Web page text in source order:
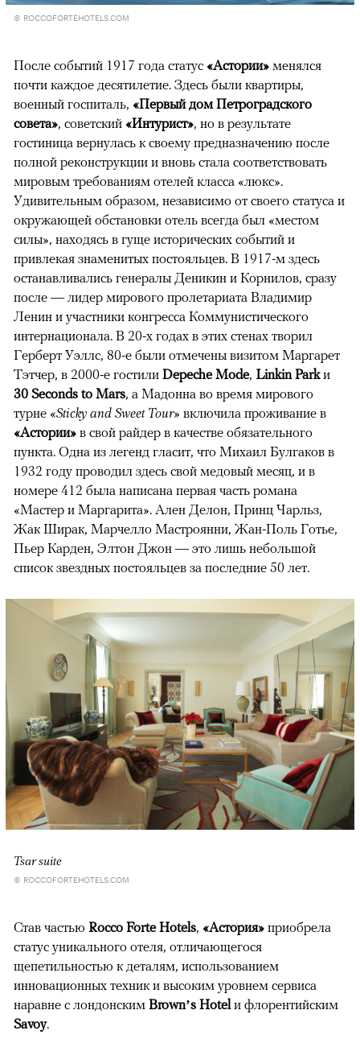
© ROCCOFORTEHOTELS.COM
После событий 1917 года статус «Астории» менялся
почти каждое десятилетие. Здесь были квартиры,
военный госпиталь, «Первый дом Петроградского
совета», советский «Интурист», но в результате
гостиница вернулась к своему предназначению после
полной реконструкции и вновь стала соответствовать
мировым требованиям отелей класса «люкс».
Удивительным образом, независимо от своего статуса и
окружающей обстановки отель всегда был «местом
силы», находясь в гуще исторических событий и
привлекая знаменитых постояльцев. В 1917-м здесь
останавливались генералы Деникин и Корнилов, сразу
после — лидер мирового пролетариата Владимир
Ленин и участники конгресса Коммунистического
интернационала. В 20-х годах в этих стенах творил
Герберт Уэллс, 80-е были отмечены визитом Маргарет
Тэтчер, в 2000-е гостили Depeche Mode, Linkin Parkи
30 Seconds to Mars, а Мадонна во время мирового
турне «Sticky and Sweet Tour» включила проживание в
«Астории» в свой райдер в качестве обязательного
пункта. Одна из легенд гласит, что Михаил Булгаков в
1932 году проводил здесь свой медовый месяц, и в
номере 412 была написана первая часть романа
«Мастер и Маргарита». Ален Делон, Принц Чарльз,
Жак Ширак, Марчелло Мастроянни, Жан-Поль Готье,
Пьер Карден, Элтон Джон — это лишь небольшой
список звездных постояльцев за последние 50 лет.
00:00 / 00:00
Tsar suite
© ROCCOFORTEHOTELS.COM
Став частью Rocco Forte Hotels, «Астория» приобрела
статус уникального отеля, отличающегося
щепетильностью к деталям, использованием
инновационных техник и высоким уровнем сервиса
наравне с лондонским Brown’s Hotelи флорентийским
Savoy.